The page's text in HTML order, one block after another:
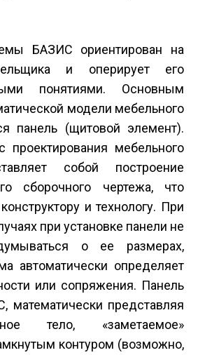
БАЗИС ориентирован на
и оперирует его
понятиями. Основным
модели мебельного
панель (щитовой элемент).
проектирования мебельного
собой построение
сборочного чертежа, что
и технологу. При
при установке панели не
о ее размерах,
автоматически определяет
или сопряжения. Панель
математически представляя
тело, «заметаемое»
контуром (возможно,